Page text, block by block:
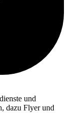
und
dazu Flyer und